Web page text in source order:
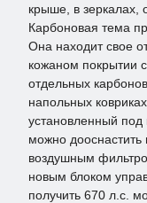
крыше, в зеркалах,
Карбоновая тема
Она находит свое
кожаном покрытии
отдельных
напольных
установленный под
можно
воздушным
новым блоком
получить 670 л.с.